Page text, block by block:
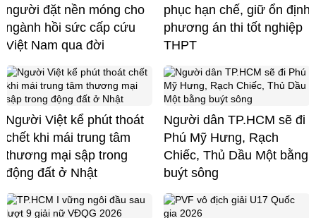
người đặt nền móng cho
ngành hồi sức cấp cứu
Việt Nam qua đời
phục hạn chế, giữ ổn định
phương án thi tốt nghiệp
THPT
Người Việt kể phút thoát
chết khi mái trung tâm
thương mại sập trong
động đất ở Nhật
Người dân TP.HCM sẽ đi
Phú Mỹ Hưng, Rạch
Chiếc, Thủ Dầu Một bằng
buýt sông